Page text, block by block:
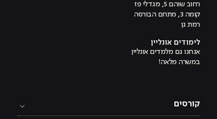
רחוב שוהם 5, מגדלי פז
קומה 3, מתחם הבורסה
רמת גן
לימודים אונליין
אנחנו גם מלמדים אונליין
במשרה מלאה!
קורסים